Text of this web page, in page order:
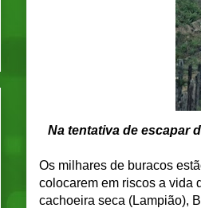
Na tentativa de escapar
Os milhares de buracos
colocarem em riscos a vida
cachoeira seca (Lampião),